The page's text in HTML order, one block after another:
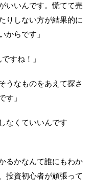
いいんです。慌てて売
りしない方が結果的に
からです」
すね！」
うなものをあえて探さ
す」
なくていいんです
るかなんて誰にもわか
投資初心者が頑張って